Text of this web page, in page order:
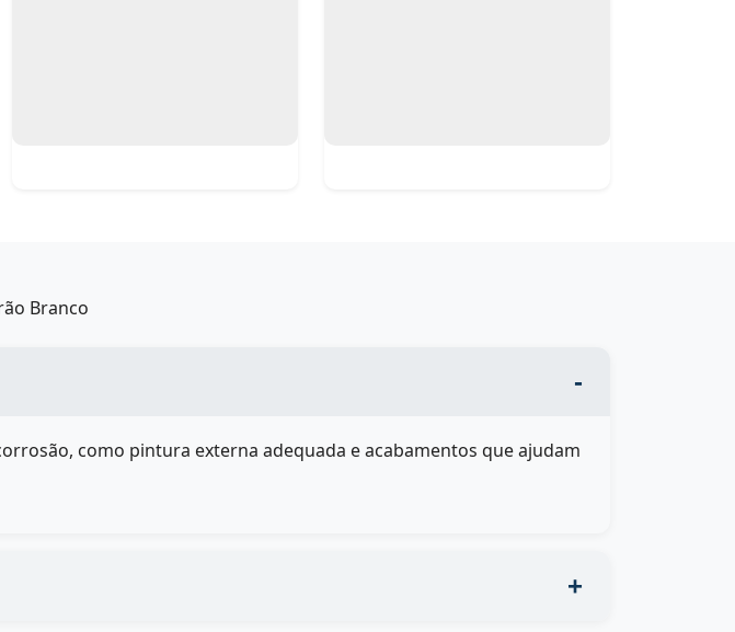
Branco
como pintura externa adequada e acabamentos que ajudam